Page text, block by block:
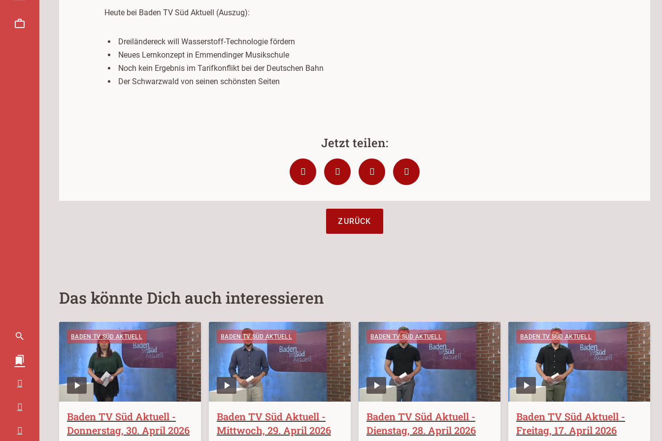
Heute bei Baden TV Süd Aktuell (Auszug):
Dreiländereck will Wasserstoff-Technologie fördern
Neues Lernkonzept in Emmendinger Musikschule
Noch kein Ergebnis im Tarifkonflikt bei der Deutschen Bahn
Der Schwarzwald von seinen schönsten Seiten
ZURÜCK
Das könnte Dich auch interessieren
BADEN TV SÜD AKTUELL
Baden TV Süd Aktuell -
Donnerstag, 30. April 2026
BADEN TV SÜD AKTUELL
Baden TV Süd Aktuell -
Mittwoch, 29. April 2026
BADEN TV SÜD AKTUELL
Baden TV Süd Aktuell -
Dienstag, 28. April 2026
BADEN TV SÜD AKTUELL
Baden TV Süd Aktuell -
Freitag, 17. April 2026